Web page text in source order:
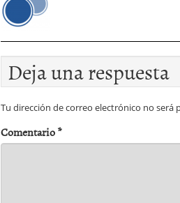
Deja una respuesta
Tu dirección de correo electrónico no será
Comentario*